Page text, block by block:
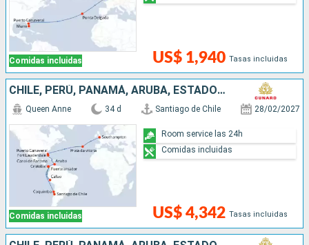
Comidas incluidas US$ 1,940 Tasas incluidas
CHILE, PERÚ, PANAMÁ, ARUBA, ESTADOS UNIDOS, PORTUGAL, REINO UNIDO
Comidas incluidas
Queen Anne 34 d Santiago de Chile 28/02/2027
US$ 4,342 Tasas incluidas
Room service las 24h
Comidas incluidas